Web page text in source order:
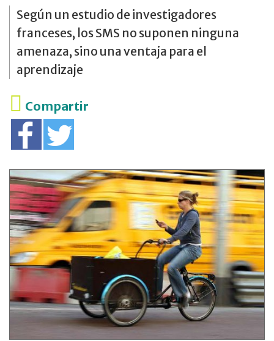
Según un estudio de investigadores
franceses, los SMS no suponen ninguna
amenaza, sino una ventaja para el
aprendizaje
Compartir